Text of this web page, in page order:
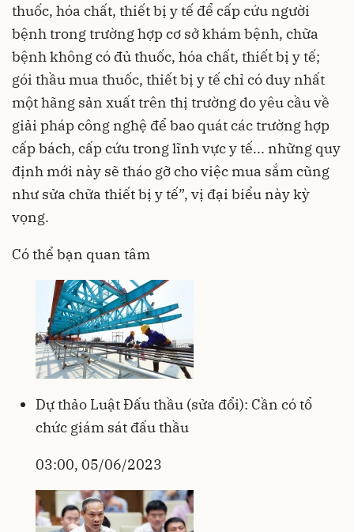
thuốc, hóa chất, thiết bị y tế để cấp cứu người
bệnh trong trường hợp cơ sở khám bệnh, chữa
bệnh không có đủ thuốc, hóa chất, thiết bị y tế;
gói thầu mua thuốc, thiết bị y tế chỉ có duy nhất
một hãng sản xuất trên thị trường do yêu cầu về
giải pháp công nghệ để bao quát các trường hợp
cấp bách, cấp cứu trong lĩnh vực y tế... những quy
định mới này sẽ tháo gỡ cho việc mua sắm cũng
như sửa chữa thiết bị y tế”, vị đại biểu này kỳ
vọng.
Có thể bạn quan tâm
Dự thảo Luật Đấu thầu (sửa đổi): Cần có tổ
chức giám sát đấu thầu
03:00, 05/06/2023